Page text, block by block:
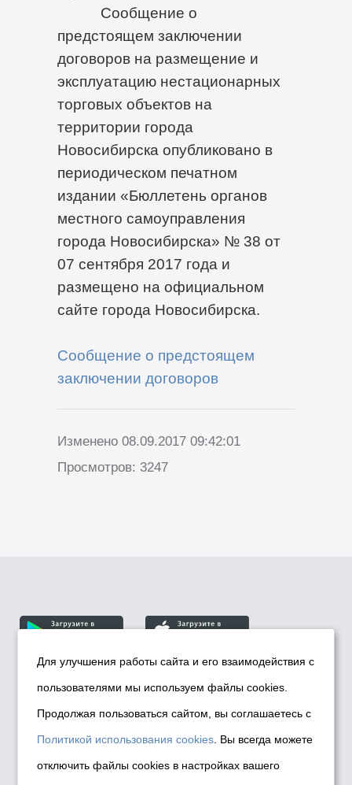
Сообщение о
предстоящем заключении
договоров на размещение и
эксплуатацию нестационарных
торговых объектов на
территории города
Новосибирска опубликовано в
периодическом печатном
издании «Бюллетень органов
местного самоуправления
города Новосибирска» № 38 от
07 сентября 2017 года и
размещено на официальном
сайте города Новосибирска.
Сообщение о предстоящем
заключении договоров
Изменено 08.09.2017 09:42:01
Просмотров: 3247
© Департамент информационной политики мэрии
города Новосибирска, 2026
Политика использования Cookies
Политика по обработке персональных
данных в информационных системах
Для улучшения работы сайта и его взаимодействия с
пользователями мы используем файлы cookies.
Продолжая пользоваться сайтом, вы соглашаетесь с
Политикой использования cookies . Вы всегда можете
отключить файлы cookies в настройках вашего